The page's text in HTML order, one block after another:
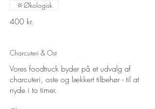
400 kr.
Økologisk
Charcuteri & Ost
Vores foodtruck byder på et udvalg af
charcuteri, oste og lækkert tilbehør - til at
nyde i to timer.